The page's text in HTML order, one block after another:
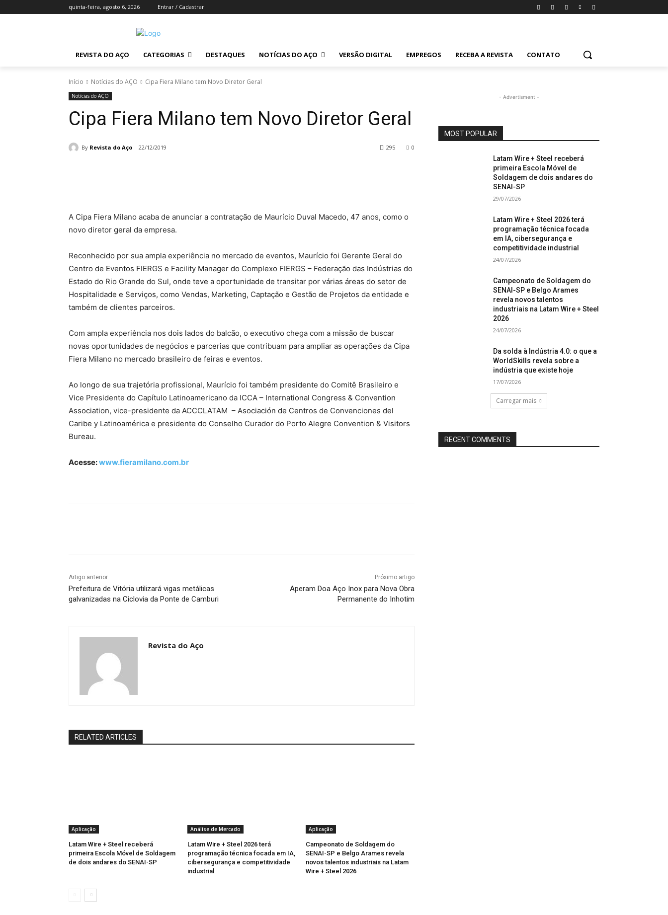
quinta-feira, agosto 6, 2026 Entrar / Cadastrar
REVISTA DO AÇO CATEGORIAS DESTAQUES NOTÍCIAS DO AÇO VERSÃO DIGITAL EMPREGOS RECEBA A REVISTA CONTATO
Início Notícias do AÇO Cipa Fiera Milano tem Novo Diretor Geral
Notícias do AÇO
Cipa Fiera Milano tem Novo Diretor Geral
By Revista do Aço 22/12/2019 0
295
A Cipa Fiera Milano acaba de anunciar a contratação de Maurício Duval Macedo, 47 anos, como o
novo diretor geral da empresa.
Reconhecido por sua ampla experiência no mercado de eventos, Maurício foi Gerente Geral do
Centro de Eventos FIERGS e Facility Manager do Complexo FIERGS – Federação das Indústrias do
Estado do Rio Grande do Sul, onde teve a oportunidade de transitar por várias áreas do setor de
Hospitalidade e Serviços, como Vendas, Marketing, Captação e Gestão de Projetos da entidade e
também de clientes parceiros.
Com ampla experiência nos dois lados do balcão, o executivo chega com a missão de buscar
novas oportunidades de negócios e parcerias que contribuam para ampliar as operações da Cipa
Fiera Milano no mercado brasileiro de feiras e eventos.
Ao longo de sua trajetória profissional, Maurício foi também presidente do Comitê Brasileiro e
Vice Presidente do Capítulo Latinoamericano da ICCA – International Congress & Convention
Association, vice-presidente da ACCCLATAM – Asociación de Centros de Convenciones del
Caribe y Latinoamérica e presidente do Conselho Curador do Porto Alegre Convention & Visitors
Bureau.
Acesse:www.fieramilano.com.br
Artigo anterior
Prefeitura de Vitória utilizará vigas metálicas
galvanizadas na Ciclovia da Ponte de Camburi
Próximo artigo
Aperam Doa Aço Inox para Nova Obra
Permanente do Inhotim
Revista do Aço
RELATED ARTICLES
Aplicação
Latam Wire + Steel receberá
primeira Escola Móvel de Soldagem
de dois andares do SENAI-SP
Análise de Mercado
Latam Wire + Steel 2026 terá
programação técnica focada em IA,
cibersegurança e competitividade
industrial
Aplicação
Campeonato de Soldagem do
SENAI-SP e Belgo Arames revela
novos talentos industriais na Latam
Wire + Steel 2026
- Advertisment -
MOST POPULAR
Latam Wire + Steel receberá
primeira Escola Móvel de
Soldagem de dois andares do
SENAI-SP
29/07/2026
Latam Wire + Steel 2026 terá
programação técnica focada
em IA, cibersegurança e
competitividade industrial
24/07/2026
Campeonato de Soldagem do
SENAI-SP e Belgo Arames
revela novos talentos
industriais na Latam Wire + Steel
2026
24/07/2026
Da solda à Indústria 4.0: o que a
WorldSkills revela sobre a
indústria que existe hoje
17/07/2026
Carregar mais
RECENT COMMENTS